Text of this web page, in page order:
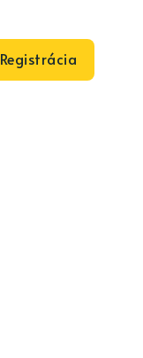
Registrácia